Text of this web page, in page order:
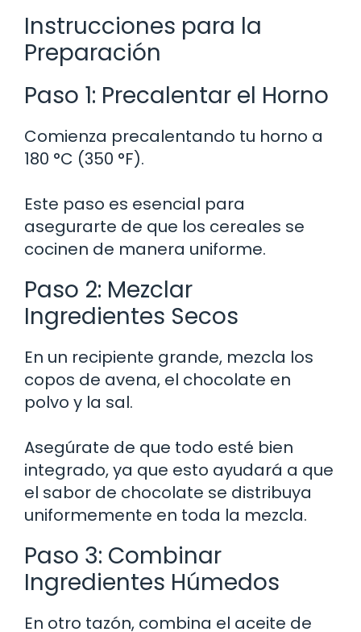
Instrucciones para la
Preparación
Paso 1: Precalentar el Horno
Comienza precalentando tu horno a
180 °C (350 °F).
Este paso es esencial para
asegurarte de que los cereales se
cocinen de manera uniforme.
Paso 2: Mezclar
Ingredientes Secos
En un recipiente grande, mezcla los
copos de avena, el chocolate en
polvo y la sal.
Asegúrate de que todo esté bien
integrado, ya que esto ayudará a que
el sabor de chocolate se distribuya
uniformemente en toda la mezcla.
Paso 3: Combinar
Ingredientes Húmedos
En otro tazón, combina el aceite de